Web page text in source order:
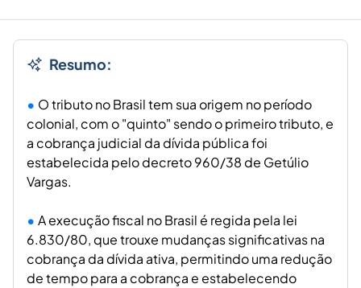
Resumo:
O tributo no Brasil tem sua origem no período
colonial, com o "quinto" sendo o primeiro tributo, e
a cobrança judicial da dívida pública foi
estabelecida pelo decreto 960/38 de Getúlio
Vargas.
A execução fiscal no Brasil é regida pela lei
6.830/80, que trouxe mudanças significativas na
cobrança da dívida ativa, permitindo uma redução
de tempo para a cobrança e estabelecendo